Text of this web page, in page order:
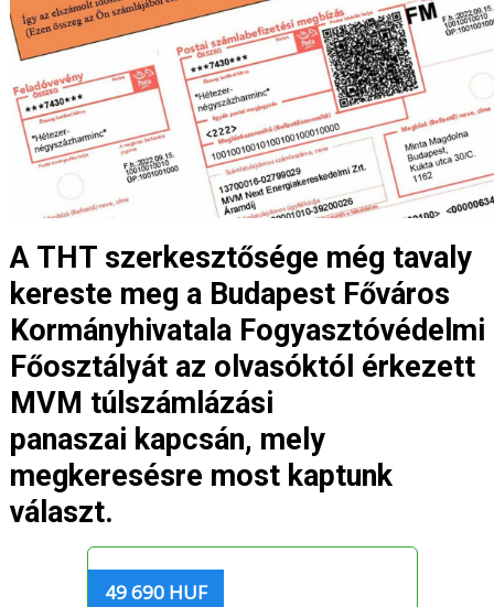
A THT szerkesztősége még tavaly
kereste meg a Budapest Főváros
Kormányhivatala Fogyasztóvédelmi
Főosztályát az olvasóktól érkezett
MVM túlszámlázási
panaszai kapcsán, mely
megkeresésre most kaptunk
választ.
49 690 HUF